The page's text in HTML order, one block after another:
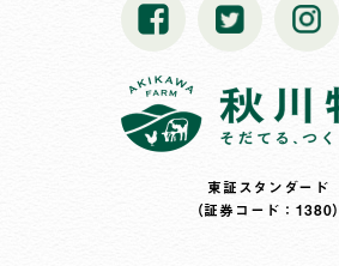
東証スタンダード
（証券コード：1380）